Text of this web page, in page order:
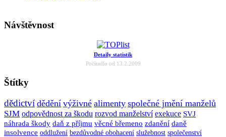
Návštěvnost
Detaily statistik
Počítadlo od 13.2.2009
Štítky
dědictví dědění výživné alimenty společné jmění manželů
SJM odpovědnost za škodu rozvod manželství exekuce SVJ
náhrada škody daň z příjmu věcné břemeno zdanění daně
insolvence oddlužení bezdůvodné obohacení služebnost společenství